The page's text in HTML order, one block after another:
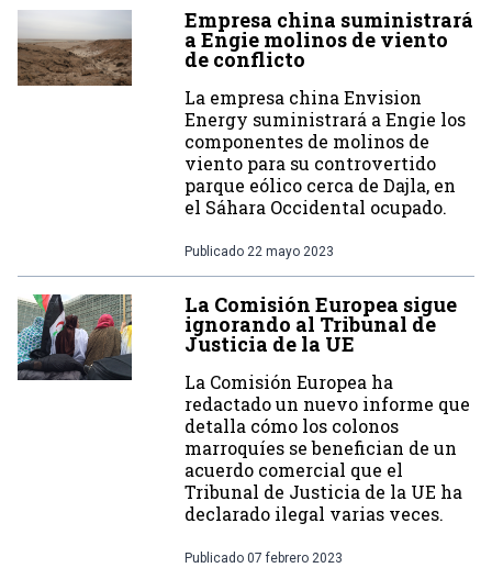
Empresa china suministrará
a Engie molinos de viento
de conflicto
La empresa china Envision
Energy suministrará a Engie los
componentes de molinos de
viento para su controvertido
parque eólico cerca de Dajla, en
el Sáhara Occidental ocupado.
Publicado 22 mayo 2023
La Comisión Europea sigue
ignorando al Tribunal de
Justicia de la UE
La Comisión Europea ha
redactado un nuevo informe que
detalla cómo los colonos
marroquíes se benefician de un
acuerdo comercial que el
Tribunal de Justicia de la UE ha
declarado ilegal varias veces.
Publicado 07 febrero 2023